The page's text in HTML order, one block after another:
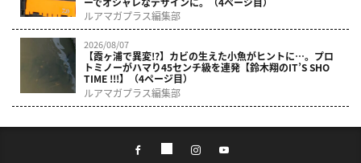
ルアマガプラス編集部
2026/08/07
【霞ヶ浦で異変!?】カビの生えた小魚がヒントに…。プロ
トミノーがハマり45センチ級を連発【鈴木翔のIT’S SHO
TIME !!!】（4ページ目）
ルアマガプラス編集部